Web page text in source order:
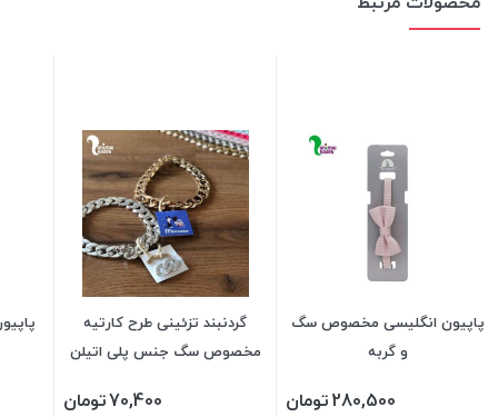
پاپیون انگلیسی مخصوص سگ
و گربه
280,500تومان
گردنبند تزئینی طرح کارتیه
مخصوص سگ جنس پلی اتیلن
70,400تومان